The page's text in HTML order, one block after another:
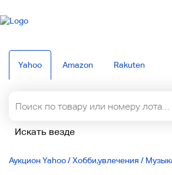
Yahoo Amazon Rakuten
Аукцион Yahoo/Хобби,увлечения /